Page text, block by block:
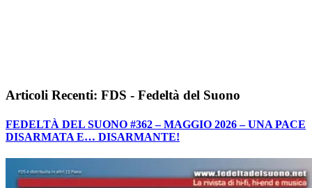
Articoli Recenti: FDS - Fedeltà del Suono
FEDELTÀ DEL SUONO #362 – MAGGIO 2026 – UNA PACE
DISARMATA E… DISARMANTE!